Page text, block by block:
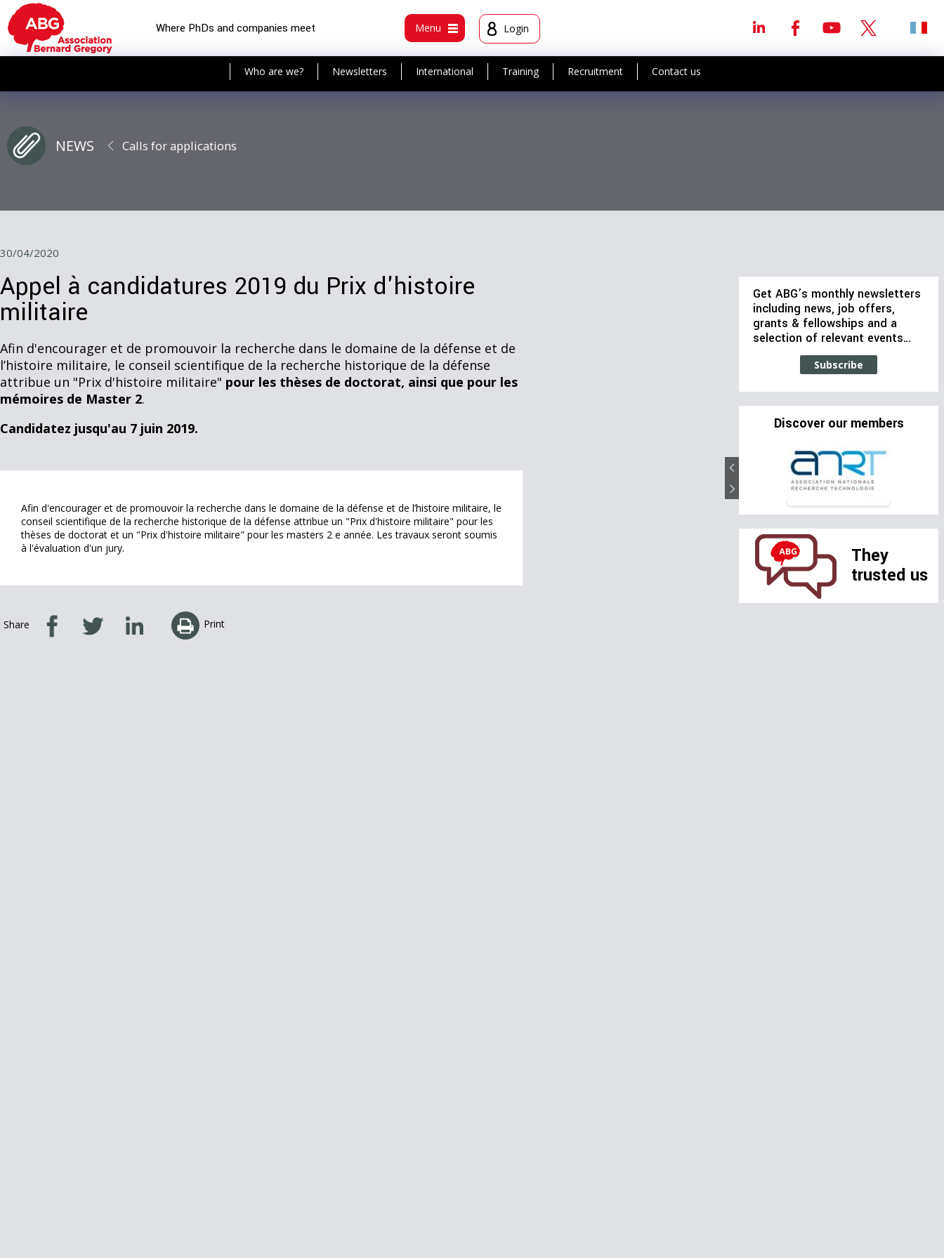
Where PhDs and companies meet Menu Login
Who are we? Newsletters International Training Recruitment Contact us
NEWS Calls for applications
30/04/2020
Appel à candidatures 2019 du Prix d'histoire
militaire
Afin d'encourager et de promouvoir la recherche dans le domaine de la défense et de
l’histoire militaire, le conseil scientifique de la recherche historique de la défense
attribue un "Prix d'histoire militaire" pour les thèses de doctorat, ainsi que pour les
mémoires de Master 2.
Candidatez jusqu'au 7 juin 2019.
Afin d'encourager et de promouvoir la recherche dans le domaine de la défense et de l’histoire militaire, le
conseil scientifique de la recherche historique de la défense attribue un "Prix d'histoire militaire" pour les
thèses de doctorat et un "Prix d'histoire militaire" pour les masters 2 e année. Les travaux seront soumis
à l'évaluation d'un jury.
Share Print
Get ABG’s monthly newsletters
including news, job offers,
grants & fellowships and a
selection of relevant events…
Subscribe
Discover our members
They
trusted us